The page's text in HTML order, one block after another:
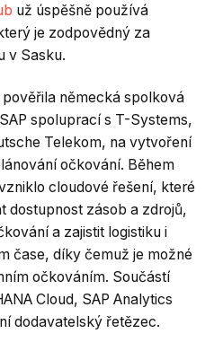
už úspěšně používá
je zodpovědný za
v Sasku.
německá spolková
spoluprací s T-Systems,
Telekom, na vytvoření
očkování. Během
cloudové řešení, které
dostupnost zásob a zdrojů,
a zajistit logistiku i
čase, díky čemuž je možné
očkováním. Součástí
Cloud, SAP Analytics
dodavatelský řetězec.